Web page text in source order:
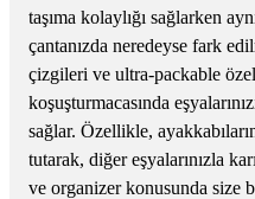
taşıma kolaylığı sağlarken
çantanızda neredeyse fark
çizgileri ve ultra-packable
koşuşturmacasında
sağlar. Özellikle,
tutarak, diğer eşyalarınızla
ve organizer konusunda size